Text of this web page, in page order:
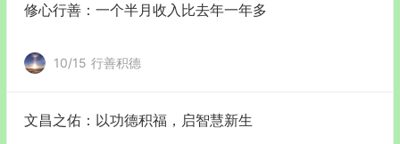
修心行善：一个半月收入比去年一年多
10/15 行善积德
文昌之佑：以功德积福，启智慧新生